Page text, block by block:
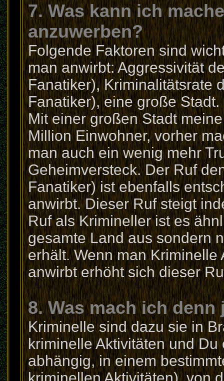
7. Was kann ich
anzuwerben?
Folgende Faktoren sind
man anwirbt: Aggressivität
Fanatiker), Kriminalitätsrate
Fanatiker), eine große Stadt.
Mit einer großen Stadt
Million Einwohner, vorher
man auch ein wenig mehr
Geheimversteck. Der Ruf
Fanatiker) ist ebenfalls
anwirbt. Dieser Ruf steigt
Ruf als Krimineller ist es
gesamte Land aus sondern
erhält. Wenn man
anwirbt erhöht sich dieser
8. Was mach ich
Kriminelle sind dazu sie in
kriminelle Aktivitäten und
abhängig, in einem
kriminellen Aktivitäten), von